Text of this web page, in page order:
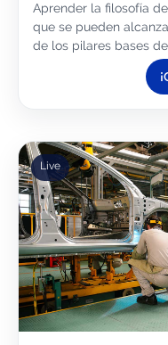
Aprender la filosofía
que se pueden
de los pilares bases
Live